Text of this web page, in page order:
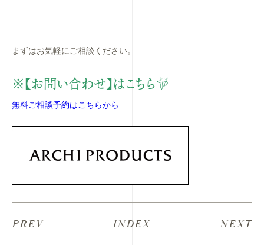
まずはお気軽にご相談ください。
※【お問い合わせ】はこちら☟
無料ご相談予約はこちらから
PREV INDEX NEXT